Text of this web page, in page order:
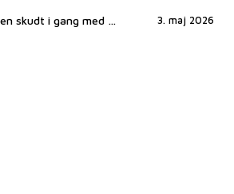
3. maj 2026
Så er stævnesæsonen skudt i gang med Thors forårsstævne på Hedeland